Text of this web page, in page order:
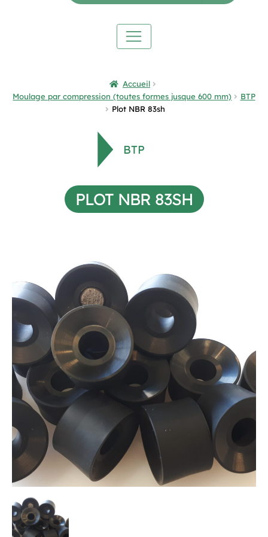
Accueil
Moulage par compression (toutes formes jusque 600 mm)
BTP
Plot NBR 83sh
BTP
PLOT NBR 83SH